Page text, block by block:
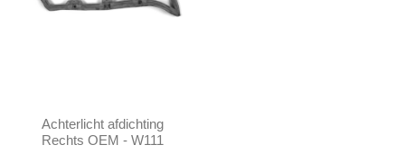
Achterlicht afdichting
Rechts OEM - W111